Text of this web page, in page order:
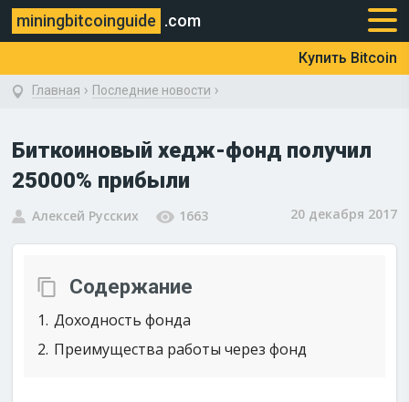
miningbitcoinguide .com
Купить Bitcoin
Главная › Последние новости ›
Биткоиновый хедж-фонд получил
25000% прибыли
Алексей Русских 1663 20 декабря 2017
Содержание
1 Доходность фонда
2 Преимущества работы через фонд